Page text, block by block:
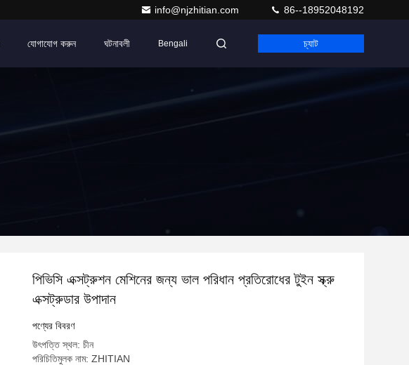
info@njzhitian.com 86--18952048192
যোগাযোগ করুন ঘটনাবলী Bengali চ্যাট
পিভিসি এক্সট্রুশন মেশিনের জন্য ভাল পরিধান প্রতিরোধের টুইন স্ক্রু
এক্সট্রুডার উপাদান
পণ্যের বিবরণ
উৎপত্তি স্থল: চীন
পরিচিতিমুলক নাম: ZHITIAN